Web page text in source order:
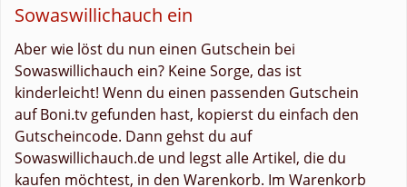
Sowaswillichauch ein
Aber wie löst du nun einen Gutschein bei
Sowaswillichauch ein? Keine Sorge, das ist
kinderleicht! Wenn du einen passenden Gutschein
auf Boni.tv gefunden hast, kopierst du einfach den
Gutscheincode. Dann gehst du auf
Sowaswillichauch.de und legst alle Artikel, die du
kaufen möchtest, in den Warenkorb. Im Warenkorb